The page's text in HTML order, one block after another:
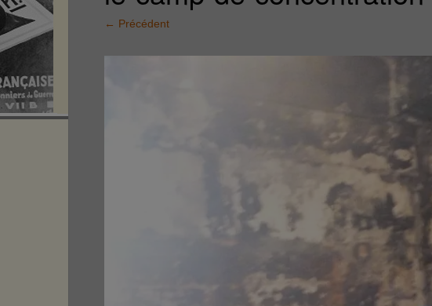
← Précédent